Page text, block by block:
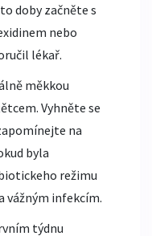
doby začněte s
nebo
lékař.
měkkou
Vyhněte se
na
byla
režimu
vážným infekcím.
týdnu